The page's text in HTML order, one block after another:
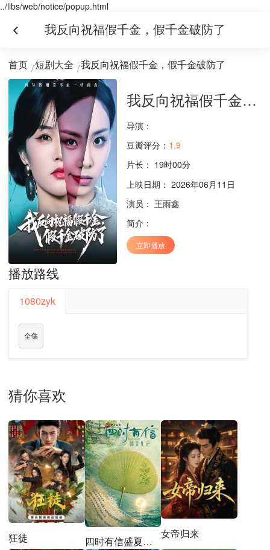
../libs/web/notice/popup.html
我反向祝福假千金，假千金破防了
首页 短剧大全 我反向祝福假千金，假千金破防了
我反向祝福假千金，假千金破防了
导演：
豆瓣评分： 1.9
片长： 19时00分
上映日期： 2026年06月11日
演员： 王雨鑫
简介：
立即播放
播放路线
1080zyk
全集
猜你喜欢
狂徒 四时有信盛夏札记
女帝归来